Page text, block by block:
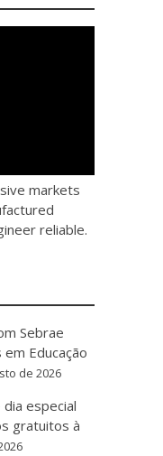
markets
reliable.
Sebrae
Educação
de 2026
dia especial
gratuitos à